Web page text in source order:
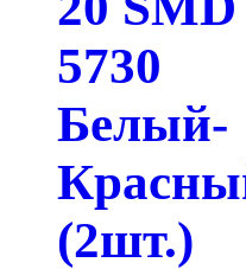
5730
Белый-
(2шт.)